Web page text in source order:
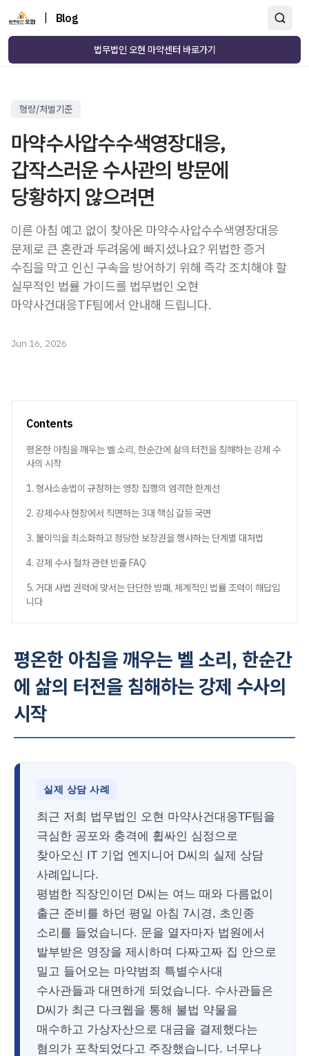
Blog
법무법인 오현 마약센터 바로가기
형량/처벌기준
마약수사압수수색영장대응,
갑작스러운 수사관의 방문에
당황하지 않으려면
이른 아침 예고 없이 찾아온 마약수사압수수색영장대응
문제로 큰 혼란과 두려움에 빠지셨나요? 위법한 증거
수집을 막고 인신 구속을 방어하기 위해 즉각 조치해야 할
실무적인 법률 가이드를 법무법인 오현
마약사건대응TF팀에서 안내해 드립니다.
Jun 16, 2026
Contents
평온한 아침을 깨우는 벨 소리, 한순간에 삶의 터전을 침해하는 강제 수
사의 시작
1. 형사소송법이 규정하는 영장 집행의 엄격한 한계선
2. 강제수사 현장에서 직면하는 3대 핵심 갈등 국면
3. 불이익을 최소화하고 정당한 보장권을 행사하는 단계별 대처법
4. 강제 수사 절차 관련 빈출 FAQ
5. 거대 사법 권력에 맞서는 단단한 방패, 체계적인 법률 조력이 해답입
니다
평온한 아침을 깨우는 벨 소리, 한순간
에 삶의 터전을 침해하는 강제 수사의
시작
실제 상담 사례
최근 저희 법무법인 오현 마약사건대응TF팀을
극심한 공포와 충격에 휩싸인 심정으로
찾아오신 IT 기업 엔지니어 D씨의 실제 상담
사례입니다.
평범한 직장인이던 D씨는 여느 때와 다름없이
출근 준비를 하던 평일 아침 7시경, 초인종
소리를 들었습니다. 문을 열자마자 법원에서
발부받은 영장을 제시하며 다짜고짜 집 안으로
밀고 들어오는 마약범죄 특별수사대
수사관들과 대면하게 되었습니다. 수사관들은
D씨가 최근 다크웹을 통해 불법 약물을
매수하고 가상자산으로 대금을 결제했다는
혐의가 포착되었다고 주장했습니다. 너무나